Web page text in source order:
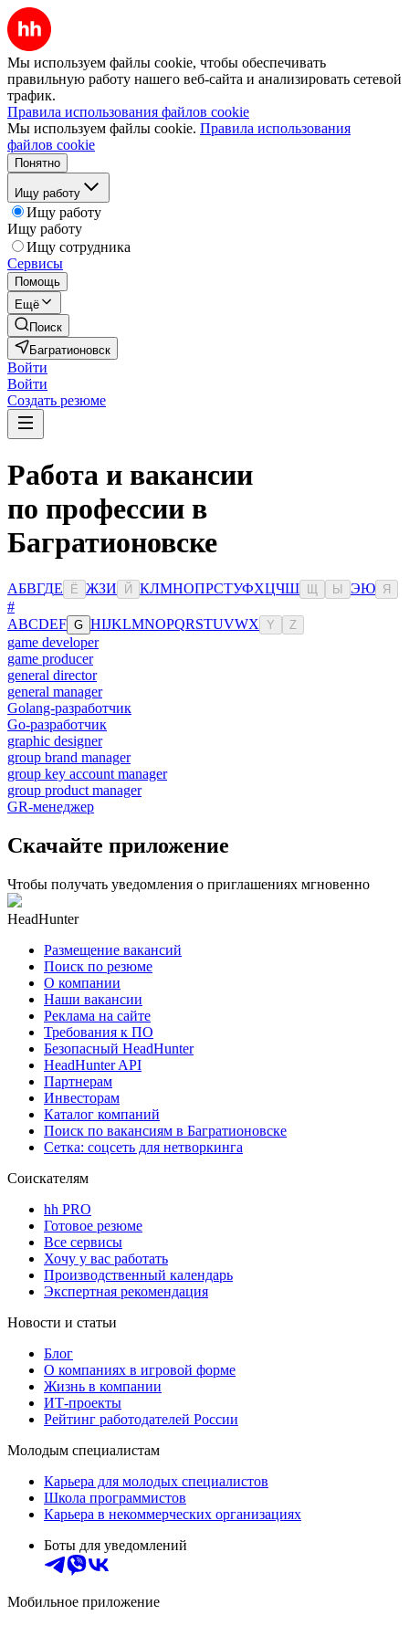
Мы используем файлы cookie, чтобы обеспечивать
правильную работу нашего веб-сайта и анализировать сетевой
трафик.
Правила использования файлов cookie
Мы используем файлы cookie. Правила использования
файлов cookie
Понятно
Ищу работу
Ищу работу
Ищу работу
Ищу сотрудника
Сервисы
Помощь
Ещё
Поиск
Багратионовск
Войти
Войти
Создать резюме
Работа и вакансии
по профессии в
Багратионовске
АБВГДЕ Ё ЖЗИ Й КЛМНОПРСТУФХЦЧШ Ы ЭЮ Я
#
ABCDEF G HIJKLMNOPQRSTUVWX Y Z
game developer
game producer
general director
general manager
Golang-разработчик
Go-разработчик
graphic designer
group brand manager
group key account manager
group product manager
GR-менеджер
Скачайте приложение
Чтобы получать уведомления о приглашениях мгновенно
HeadHunter
Размещение вакансий
Поиск по резюме
О компании
Наши вакансии
Реклама на сайте
Требования к ПО
Безопасный HeadHunter
HeadHunter API
Партнерам
Инвесторам
Каталог компаний
Поиск по вакансиям в Багратионовске
Сетка: соцсеть для нетворкинга
Соискателям
hh PRO
Готовое резюме
Все сервисы
Хочу у вас работать
Производственный календарь
Экспертная рекомендация
Новости и статьи
Блог
О компаниях в игровой форме
Жизнь в компании
ИТ-проекты
Рейтинг работодателей России
Молодым специалистам
Карьера для молодых специалистов
Школа программистов
Карьера в некоммерческих организациях
Боты для уведомлений
Мобильное приложение